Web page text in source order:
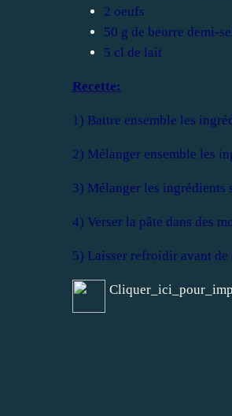
2 oeufs
50 g de beurre demi-
5 cl de lait
Recette:
1) Battre ensemble les
2) Mélanger ensemble les
3) Mélanger les ingrédients
4) Verser la pâte dans des
5) Laisser refroidir avant de